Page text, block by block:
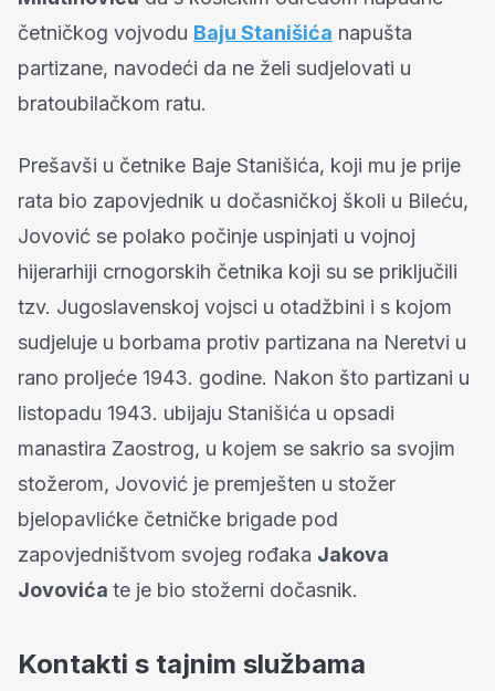
četničkog vojvodu Baju Stanišića napušta
partizane, navodeći da ne želi sudjelovati u
bratoubilačkom ratu.
Prešavši u četnike Baje Stanišića, koji mu je prije
rata bio zapovjednik u dočasničkoj školi u Bileću,
Jovović se polako počinje uspinjati u vojnoj
hijerarhiji crnogorskih četnika koji su se priključili
tzv. Jugoslavenskoj vojsci u otadžbini i s kojom
sudjeluje u borbama protiv partizana na Neretvi u
rano proljeće 1943. godine. Nakon što partizani u
listopadu 1943. ubijaju Stanišića u opsadi
manastira Zaostrog, u kojem se sakrio sa svojim
stožerom, Jovović je premješten u stožer
bjelopavlićke četničke brigade pod
zapovjedništvom svojeg rođaka Jakova
Jovovića te je bio stožerni dočasnik.
Kontakti s tajnim službama